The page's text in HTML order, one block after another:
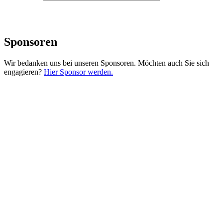
Sponsoren
Wir bedanken uns bei unseren Sponsoren. Möchten auch Sie sich
engagieren? Hier Sponsor werden.